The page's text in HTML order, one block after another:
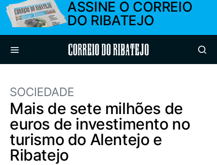
ASSINE O CORREIO
DO RIBATEJO
Correio do Ribatejo
SOCIEDADE
Mais de sete milhões de
euros de investimento no
turismo do Alentejo e
Ribatejo